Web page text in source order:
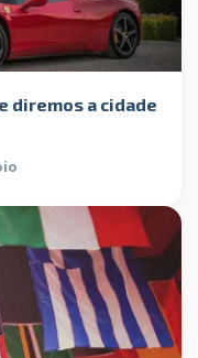
diremos a cidade